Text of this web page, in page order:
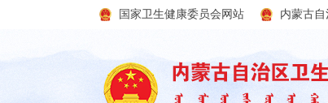
国家卫生健康委员会网站 内蒙古